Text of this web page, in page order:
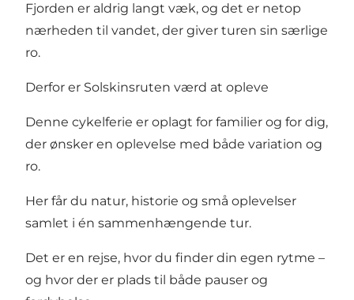
Fjorden er aldrig langt væk, og det er netop
nærheden til vandet, der giver turen sin særlige
ro.
Derfor er Solskinsruten værd at opleve
Denne cykelferie er oplagt for familier og for dig,
der ønsker en oplevelse med både variation og
ro.
Her får du natur, historie og små oplevelser
samlet i én sammenhængende tur.
Det er en rejse, hvor du finder din egen rytme –
og hvor der er plads til både pauser og